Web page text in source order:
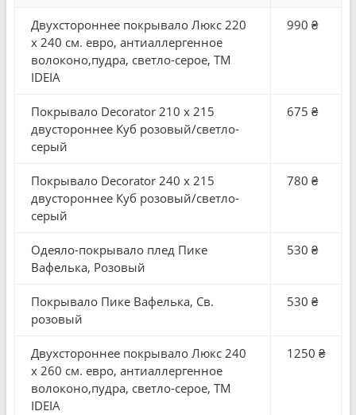
Двухстороннее покрывало Люкс 220
x 240 см. евро, антиаллергенное
волоконо,пудра, светло-серое, ТМ
IDEIA
990 ₴
Покрывало Decorator 210 x 215
двустороннее Куб розовый/светло-
серый
675 ₴
Покрывало Decorator 240 x 215
двустороннее Куб розовый/светло-
серый
780 ₴
Одеяло-покрывало плед Пике
Вафелька, Розовый
530 ₴
Покрывало Пике Вафелька, Св.
розовый
530 ₴
Двухстороннее покрывало Люкс 240
x 260 см. евро, антиаллергенное
волоконо,пудра, светло-серое, ТМ
IDEIA
1250 ₴